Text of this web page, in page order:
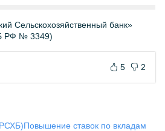
Сельскохозяйственный банк»
РФ № 3349)
5 2
Повышение ставок по вкладам